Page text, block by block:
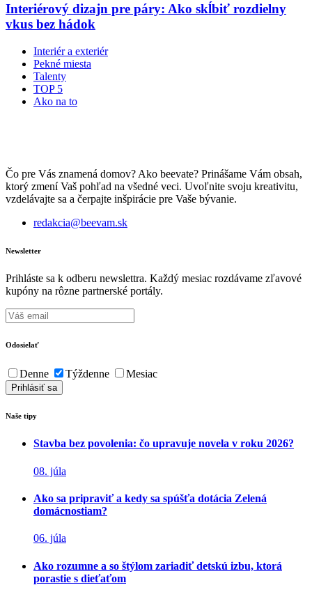
Interiérový dizajn pre páry: Ako skĺbiť rozdielny
vkus bez hádok
Interiér a exteriér
Pekné miesta
Talenty
TOP 5
Ako na to
Čo pre Vás znamená domov? Ako beevate? Prinášame Vám obsah,
ktorý zmení Vaš pohľad na všedné veci. Uvoľnite svoju kreativitu,
vzdelávajte sa a čerpajte inšpirácie pre Vaše bývanie.
redakcia@beevam.sk
Newsletter
Prihláste sa k odberu newslettra. Každý mesiac rozdávame zľavové
kupóny na rôzne partnerské portály.
Odosielať
Denne Týždenne Mesiac
Naše tipy
Stavba bez povolenia: čo upravuje novela v roku 2026?
08. júla
Ako sa pripraviť a kedy sa spúšťa dotácia Zelená
domácnostiam?
06. júla
Ako rozumne a so štýlom zariadiť detskú izbu, ktorá
porastie s dieťaťom